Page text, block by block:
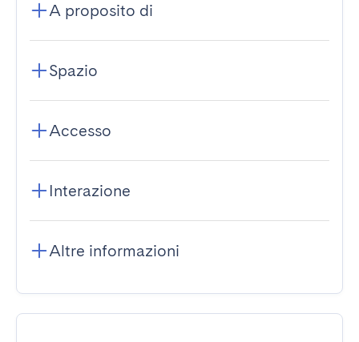
A proposito di
Spazio
Accesso
Interazione
Altre informazioni